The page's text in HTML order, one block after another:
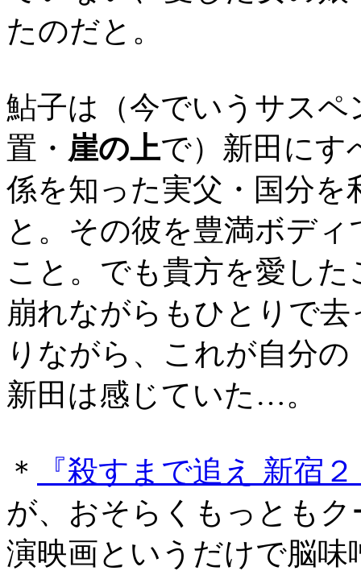
たのだと。
鮎子は（今でいうサス
置・ 崖の上で）新田にす
係を知った実父・国分
と。その彼を豊満ボデ
こと。でも貴方を愛し
崩れながらもひとりで
りながら、これが自分
新田は感じていた…。
＊
『殺すまで追え 新宿
が、おそらくもっとも
演映画というだけで脳